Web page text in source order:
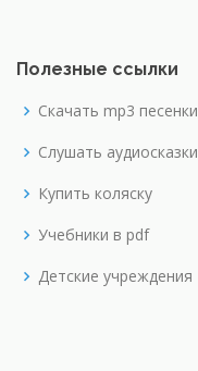
Полезные ссылки
Скачать mp3 песенки
Слушать аудиосказки
Купить коляску
Учебники в pdf
Детские учреждения